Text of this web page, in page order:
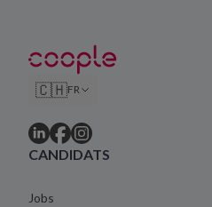
🇨🇭FR
CANDIDATS
Jobs